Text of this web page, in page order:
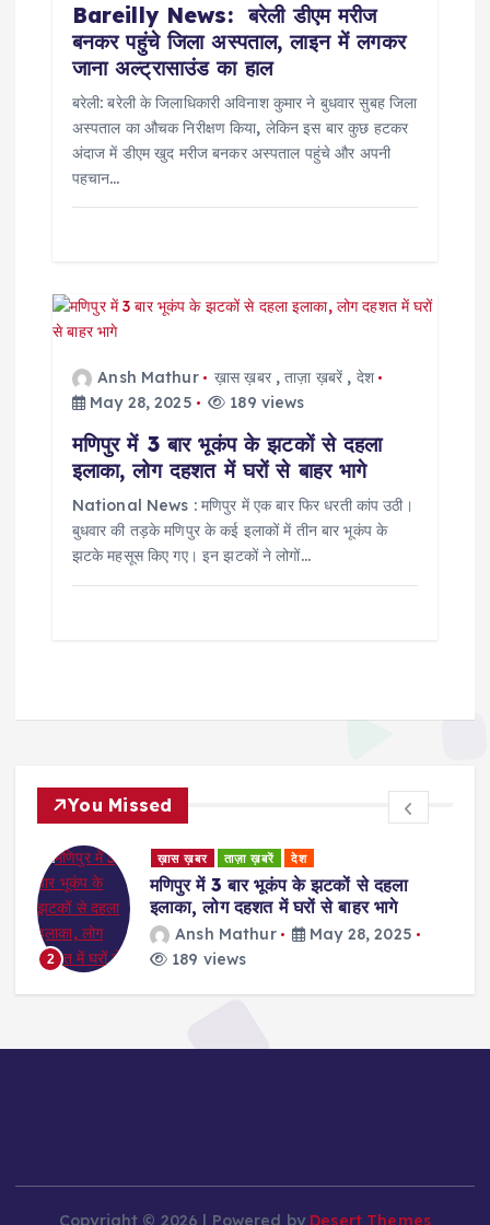
Bareilly News: बरेली डीएम मरीज
बनकर पहुंचे जिला अस्पताल, लाइन में लगकर
जाना अल्ट्रासाउंड का हाल
बरेली: बरेली के जिलाधिकारी अविनाश कुमार ने बुधवार सुबह जिला
अस्पताल का औचक निरीक्षण किया, लेकिन इस बार कुछ हटकर
अंदाज में डीएम खुद मरीज बनकर अस्पताल पहुंचे और अपनी
पहचान…
Ansh Mathur ख़ास ख़बर,ताज़ा ख़बरें , देश
May 28, 2025
189 views
मणिपुर में 3 बार भूकंप के झटकों से दहला
इलाका, लोग दहशत में घरों से बाहर भागे
National News : मणिपुर में एक बार फिर धरती कांप उठी।
बुधवार की तड़के मणिपुर के कई इलाकों में तीन बार भूकंप के
झटके महसूस किए गए। इन झटकों ने लोगों…
You Missed
2
ख़ास ख़बर ताज़ा ख़बरें देश
मणिपुर में 3 बार भूकंप के झटकों से दहला
इलाका, लोग दहशत में घरों से बाहर भागे
Ansh Mathur
May 28, 2025
189 views
Copyright © 2026 | Powered by Desert Themes